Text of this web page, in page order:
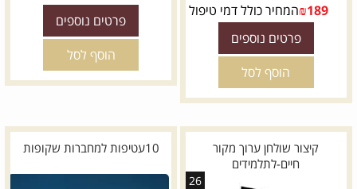
₪189 המחיר כולל דמי טיפול
פרטים נוספים
הוסף לסל
פרטים נוספים
הוסף לסל
קיצור שולחן ערוך מקור
חיים-לתלמידים
26
10עטיפות למחברות שקופות